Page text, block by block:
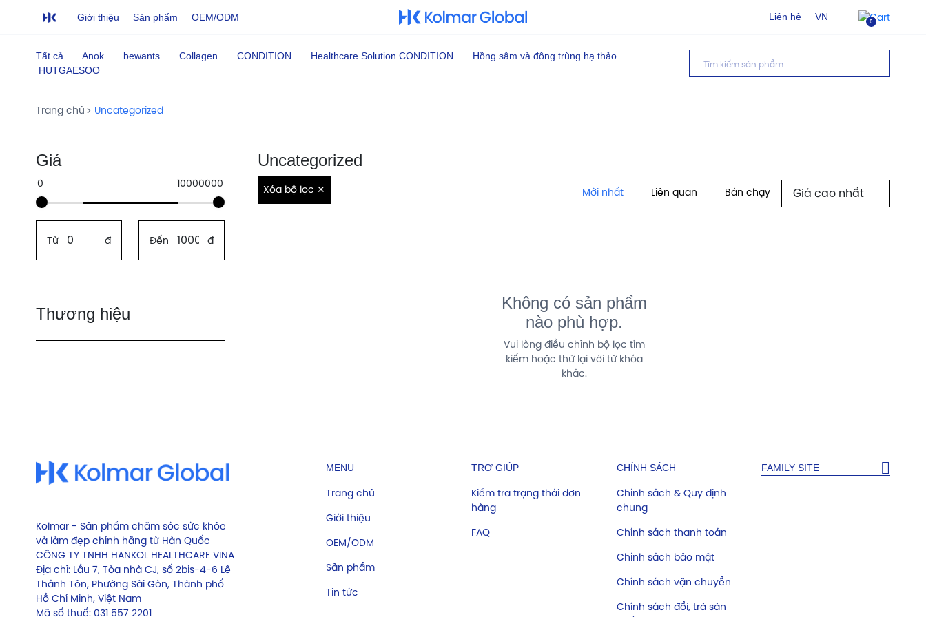
Giới thiệu Sản phẩm OEM/ODM Liên hệ VN 0
Tất cả Anok bewants Collagen CONDITION Healthcare Solution CONDITION
Hồng sâm và đông trùng hạ thảo
HUTGAESOO
Trang chủ Uncategorized
Giá
Từ đ Đến đ
Thương hiệu
Uncategorized
Xóa bộ lọc ✕ Mới nhất Liên quan Bán chạy
Không có sản phẩm
nào phù hợp.
Vui lòng điều chỉnh bộ lọc tìm
kiếm hoặc thử lại với từ khóa
khác.
Kolmar - Sản phẩm chăm sóc sức khỏe
và làm đẹp chính hãng từ Hàn Quốc
CÔNG TY TNHH HANKOL HEALTHCARE VINA
Địa chỉ: Lầu 7, Tòa nhà CJ, số 2bis-4-6 Lê
Thánh Tôn, Phường Sài Gòn, Thành phố
Hồ Chí Minh, Việt Nam
Mã số thuế: 031 557 2201
MENU
Trang chủ
Giới thiệu
OEM/ODM
Sản phẩm
Tin tức
TRỢ GIÚP
Kiểm tra trạng thái đơn
hàng
FAQ
CHÍNH SÁCH
Chính sách & Quy định
chung
Chính sách thanh toán
Chính sách bảo mật
Chính sách vận chuyển
Chính sách đổi, trả sản
FAMILY SITE